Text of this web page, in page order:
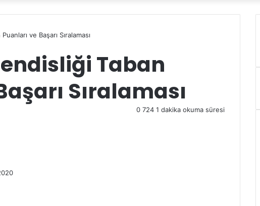
ve Başarı Sıralaması
Taban
Sıralaması
0 724 1 dakika okuma süresi